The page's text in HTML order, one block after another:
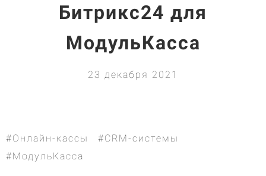
Битрикс24 для
МодульКасса
23 декабря 2021
#Онлайн-кассы
#CRM-системы
#МодульКасса